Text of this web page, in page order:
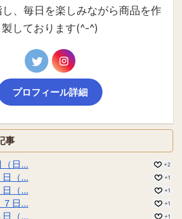
、毎日を楽しみながら商品を作
製しております(^-^)
プロフィール詳細
事
日...
+2
（... +1
（... +1
日... +1
（... +1